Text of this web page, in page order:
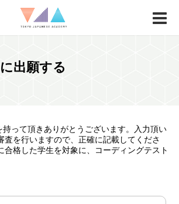
出願する
って頂きありがとうございます。入力頂い
査を行いますので、正確に記載してくださ
合格した学生を対象に、コーディングテスト